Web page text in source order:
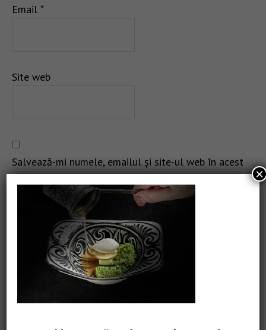
Email *
Site web
Salvează-mi numele, emailul și site-ul web în acest
×